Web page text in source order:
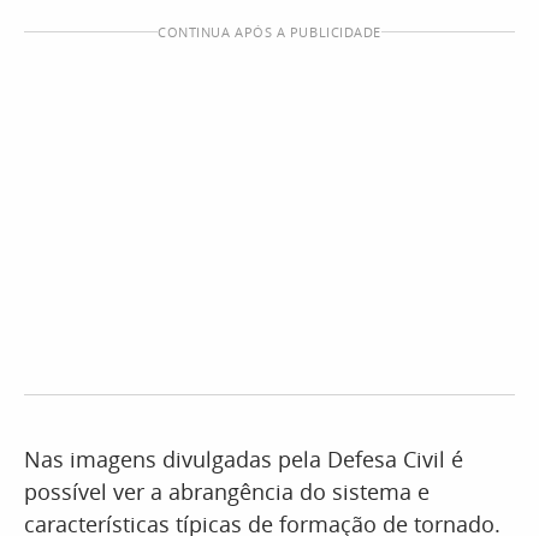
CONTINUA APÓS A PUBLICIDADE
Nas imagens divulgadas pela Defesa Civil é
possível ver a abrangência do sistema e
características típicas de formação de tornado.